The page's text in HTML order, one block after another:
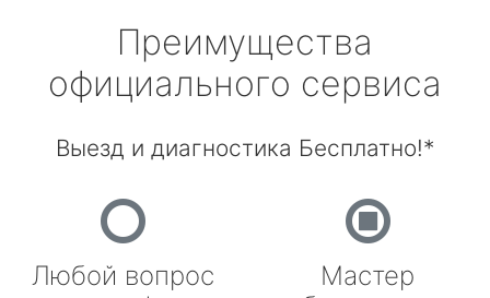
Преимущества
официального сервиса
Выезд и диагностика Бесплатно!*
Любой вопрос
Мастер